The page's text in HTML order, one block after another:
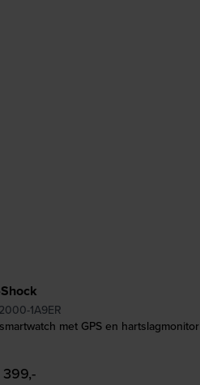
1A9ER
met GPS en hartslagmonitor